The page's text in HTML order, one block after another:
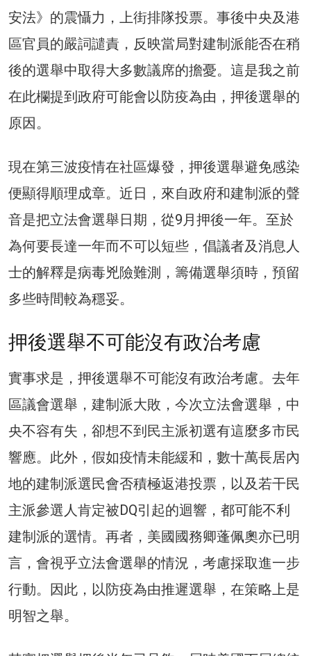
安法》的震懾力，上街排隊投票。事後中央及港
區官員的嚴詞譴責，反映當局對建制派能否在稍
後的選舉中取得大多數議席的擔憂。這是我之前
在此欄提到政府可能會以防疫為由，押後選舉的
原因。
現在第三波疫情在社區爆發，押後選舉避免感染
便顯得順理成章。近日，來自政府和建制派的聲
音是把立法會選舉日期，從9月押後一年。至於
為何要長達一年而不可以短些，倡議者及消息人
士的解釋是病毒兇險難測，籌備選舉須時，預留
多些時間較為穩妥。
押後選舉不可能沒有政治考慮
實事求是，押後選舉不可能沒有政治考慮。去年
區議會選舉，建制派大敗，今次立法會選舉，中
央不容有失，卻想不到民主派初選有這麼多市民
響應。此外，假如疫情未能緩和，數十萬長居內
地的建制派選民會否積極返港投票，以及若干民
主派參選人肯定被DQ引起的迴響，都可能不利
建制派的選情。再者，美國國務卿蓬佩奧亦已明
言，會視乎立法會選舉的情況，考慮採取進一步
行動。因此，以防疫為由推遲選舉，在策略上是
明智之舉。